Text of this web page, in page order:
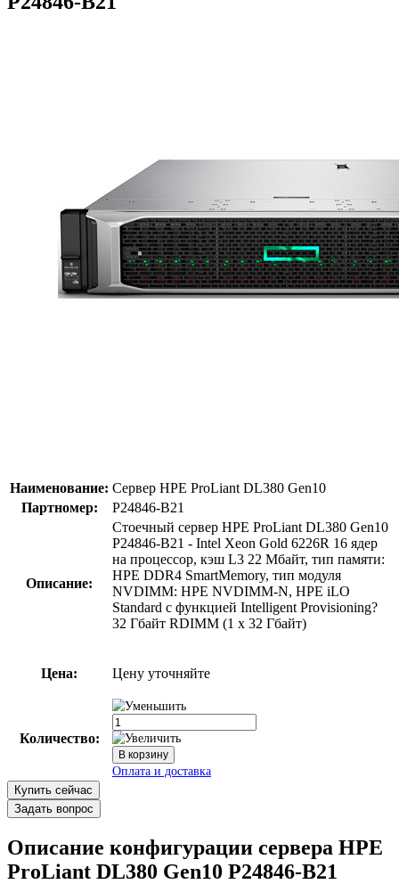
Наименование: Сервер HPE ProLiant DL380 Gen10
Партномер:
P24846-B21
Описание:
Стоечный сервер HPE ProLiant DL380 Gen10
P24846-B21 - Intel Xeon Gold 6226R 16 ядер
на процессор, кэш L3 22 Мбайт, тип памяти:
HPE DDR4 SmartMemory, тип модуля
NVDIMM: HPE NVDIMM-N, HPE iLO
Standard с функцией Intelligent Provisioning?
32 Гбайт RDIMM (1 x 32 Гбайт)
Цена: Цену уточняйте
Количество:
Купить сейчас
Задать вопрос
Описание конфигурации сервера HPE
ProLiant DL380 Gen10 P24846-B21